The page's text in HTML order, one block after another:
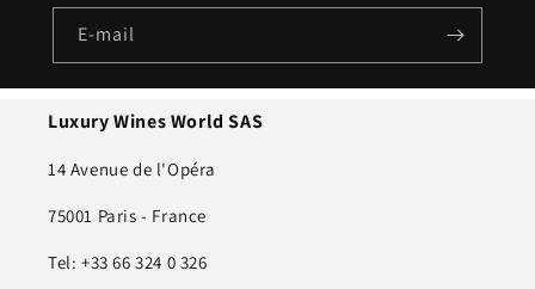
E-mail
Luxury Wines World SAS
14 Avenue de l'Opéra
75001 Paris - France
Tel: +33 66 324 0 326